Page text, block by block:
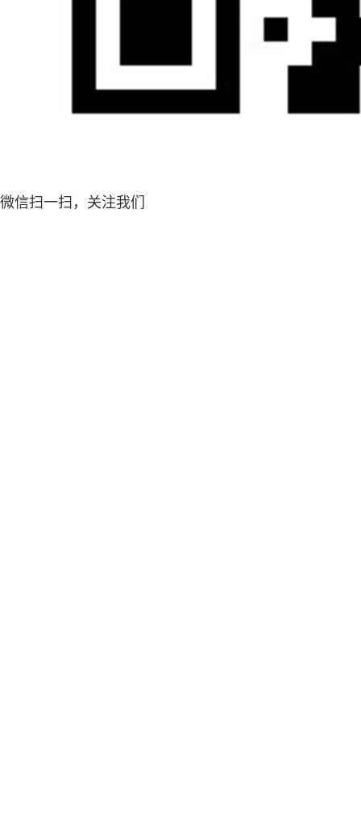
微信扫一扫，关注我们